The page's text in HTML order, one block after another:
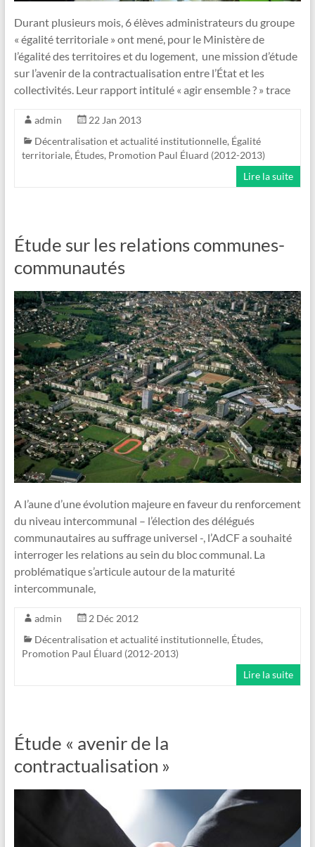
Durant plusieurs mois, 6 élèves administrateurs du groupe
« égalité territoriale » ont mené, pour le Ministère de
l’égalité des territoires et du logement, une mission d’étude
sur l’avenir de la contractualisation entre l’État et les
collectivités. Leur rapport intitulé « agir ensemble ? » trace
admin
22 Jan 2013
Décentralisation et actualité institutionnelle, Égalité
territoriale, Études, Promotion Paul Éluard (2012-2013)
Lire la suite
Étude sur les relations communes-
communautés
A l’aune d’une évolution majeure en faveur du renforcement
du niveau intercommunal – l’élection des délégués
communautaires au suffrage universel -, l’AdCF a souhaité
interroger les relations au sein du bloc communal. La
problématique s’articule autour de la maturité
intercommunale,
admin
2 Déc 2012
Décentralisation et actualité institutionnelle, Études,
Promotion Paul Éluard (2012-2013)
Lire la suite
Étude « avenir de la
contractualisation »